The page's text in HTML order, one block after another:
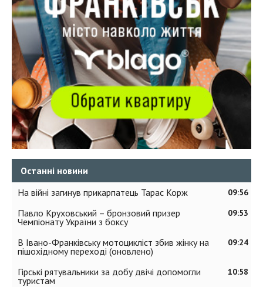
Останні новини
09:56
На війні загинув прикарпатець Тарас Корж
09:53
Павло Круховський – бронзовий призер
Чемпіонату України з боксу
09:24
В Івано-Франківську мотоцикліст збив жінку на
пішохідному переході (оновлено)
10:58
Гірські рятувальники за добу двічі допомогли
туристам